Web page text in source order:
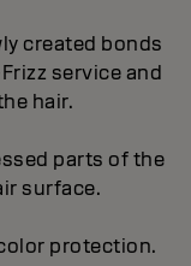
created bonds
service and
hair.
parts of the
surface.
protection.